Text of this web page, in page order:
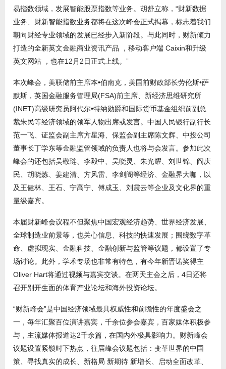
易指数领域，发展智能股票指数等业务。胡舒立称，“财新数据
业务、财新智能指数业务都将在这次峰会正式揭幕，标志着我们
朝向财经专业领域的发展已经步入新阶段。与此同时，财新倾力
打造的全新英文金融商业资讯产品 ，移动客户端 Caixin和升级
英文网站 ，也在12月2日正式上线。”
本次峰会，美联储前主席本•伯南克，美国前财政部长劳伦斯•萨
默斯，英国金融服务管理局(FSA)前主席、新经济思维研究所
(INET)高级研究员阿代尔•特纳勋爵和国际货币基金组织前副总
裁朱民等经济领域的领军人物出席或发言。中国人民银行副行长
范一飞、证监会副主席方星海、保监会副主席陈文辉、中投公司
董事长丁学东等金融监管领域的负责人也将与会发言。参加此次
峰会的还包括吴敬琏、李毅中、吴晓灵、朱光耀、刘世锦、阎庆
民、胡晓炼、姜建清、方风雷、李剑阁等经济、金融界大咖，以
及王健林、王石、宁高宁、傅成玉、刘震云等企业及文化界的重
量级嘉宾。
本届财新峰会议程不但聚焦中国宏观经济趋势、世界经济发展、
全球制造业前景等，也关心信息、科技的快速发展；围绕数字革
命、虚拟现实、金融科技、金融创新与监管等议题，都设置了专
场讨论。此外，学术专场也非常有特色，有今年新晋诺奖得主
Oliver Hart将通过视频与嘉宾交谈。在两天主会之后，4日还将
召开别开生面的体育产业论坛和海外投资论坛。
“财新峰会”是中国经济领域最具权威性和前瞻性的年度盛会之
一，每年汇聚百位演讲嘉宾，千余位参会嘉宾，百家媒体积极参
与，主流媒体报道达2千余篇，在国内外极具影响力。财新峰会
议题设置紧锁时下热点，往届峰会议题包括：变革世界的中国
策、寻找真实的成长、新格局 新期待 新增长、启动全面改革、